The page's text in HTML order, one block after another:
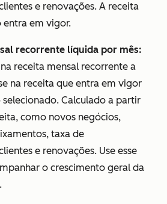
e renovações. A receita
entra em vigor.
recorrente líquida por mês:
receita mensal recorrente a
na receita que entra em vigor
Calculado a partir
como novos negócios,
taxa de
e renovações. Use esse
o crescimento geral da